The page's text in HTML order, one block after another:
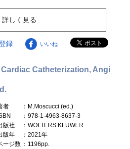
詳しく見る
録 いいね
Catheterization, Angi
者
：M.Moscucci (ed.)
：978-1-4963-8637-3
版社
：WOLTERS KLUWER
版年
：2021年
ージ数 ：1196pp.